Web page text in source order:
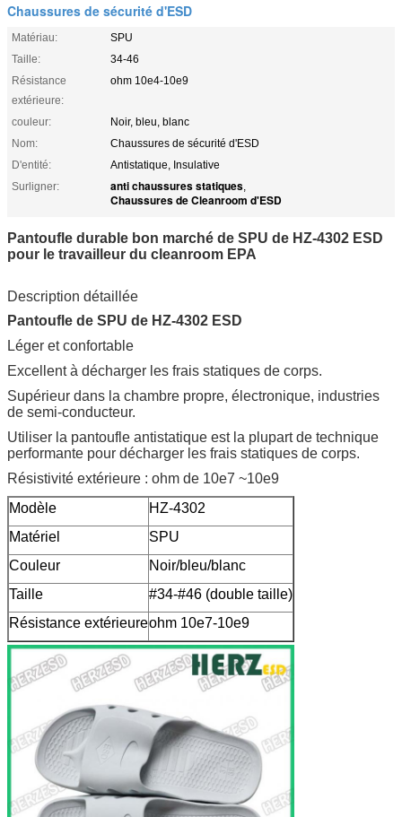
Chaussures de sécurité d'ESD
Matériau:
SPU
Taille:
34-46
Résistance
extérieure:
ohm 10e4-10e9
couleur:
Noir, bleu, blanc
Nom:
Chaussures de sécurité d'ESD
D'entité:
Antistatique, Insulative
Surligner:
anti chaussures statiques,
Chaussures de Cleanroom d'ESD
Pantoufle durable bon marché de SPU de HZ-4302 ESD
pour le travailleur du cleanroom EPA
Description détaillée
Pantoufle de SPU de HZ-4302 ESD
Léger et confortable
Excellent à décharger les frais statiques de corps.
Supérieur dans la chambre propre, électronique, industries
de semi-conducteur.
Utiliser la pantoufle antistatique est la plupart de technique
performante pour décharger les frais statiques de corps.
Résistivité extérieure : ohm de 10e7 ~10e9
Modèle
HZ-4302
Matériel
SPU
Couleur
Noir/bleu/blanc
Taille
#34-#46 (double taille)
Résistance extérieureohm 10e7-10e9